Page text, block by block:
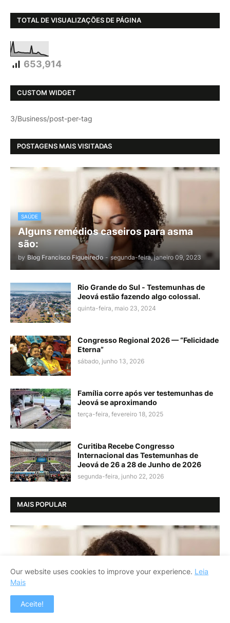
TOTAL DE VISUALIZAÇÕES DE PÁGINA
653,914
CUSTOM WIDGET
3/Business/post-per-tag
POSTAGENS MAIS VISITADAS
SAÚDE
Alguns remédios caseiros para asma
são:
by Blog Francisco Figueiredo - segunda-feira, janeiro 09, 2023
Rio Grande do Sul - Testemunhas de
Jeová estão fazendo algo colossal.
quinta-feira, maio 23, 2024
Congresso Regional 2026 — “Felicidade
Eterna”
sábado, junho 13, 2026
Família corre após ver testemunhas de
Jeová se aproximando
terça-feira, fevereiro 18, 2025
Curitiba Recebe Congresso
Internacional das Testemunhas de
Jeová de 26 a 28 de Junho de 2026
segunda-feira, junho 22, 2026
MAIS POPULAR
SAÚDE
Alguns remédios caseiros para asma
são:
by Blog Francisco Figueiredo
Our website uses cookies to improve your experience. Leia
Mais
Aceite!